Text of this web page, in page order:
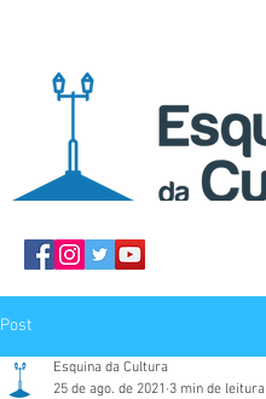
Post
Esquina da Cultura
25 de ago. de 2021 3 min de leitura